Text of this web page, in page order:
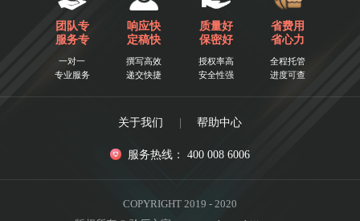
团队专
服务专
一对一
专业服务
响应快
定稿快
撰写高效
递交快捷
质量好
保密好
授权率高
安全性强
省费用
省心力
全程托管
进度可查
关于我们 | 帮助中心
服务热线： 400 008 6006
COPYRIGHT 2019 - 2020